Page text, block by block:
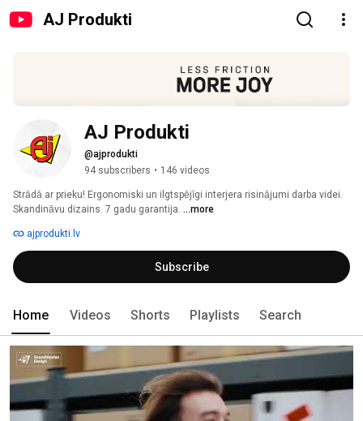
AJ Produkti
AJ Produkti
@ajprodukti
94 subscribers • 146 videos
Strādā ar prieku! Ergonomiski un ilgtspējīgi interjera risinājumi darba videi.
Skandināvu dizains. 7 gadu garantija. ...more
ajprodukti.lv
Subscribe
Home Videos Shorts Playlists Search